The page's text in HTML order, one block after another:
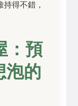
得不錯，
：預
泡的